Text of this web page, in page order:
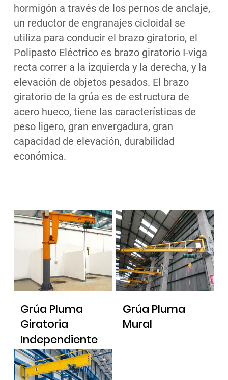
hormigón a través de los pernos de anclaje,
un reductor de engranajes cicloidal se
utiliza para conducir el brazo giratorio, el
Polipasto Eléctrico es brazo giratorio I-viga
recta correr a la izquierda y la derecha, y la
elevación de objetos pesados. El brazo
giratorio de la grúa es de estructura de
acero hueco, tiene las características de
peso ligero, gran envergadura, gran
capacidad de elevación, durabilidad
económica.
Grúa Pluma
Giratoria
Independiente
Grúa Pluma
Mural